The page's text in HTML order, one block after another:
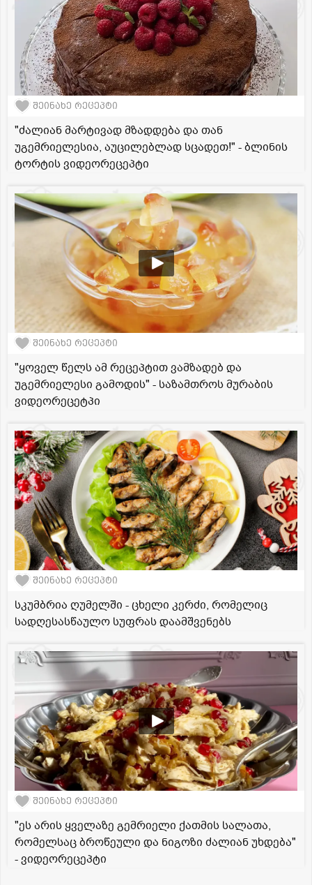
შეინახე რეცეპტი
"ძალიან მარტივად მზადდება და თან
უგემრიელესია, აუცილებლად სცადეთ!" - ბლინის
ტორტის ვიდეორეცეპტი
შეინახე რეცეპტი
"ყოველ წელს ამ რეცეპტით ვამზადებ და
უგემრიელესი გამოდის" - საზამთროს მურაბის
ვიდეორეცეტპი
შეინახე რეცეპტი
სკუმბრია ღუმელში - ცხელი კერძი, რომელიც
სადღესასწაულო სუფრას დაამშვენებს
შეინახე რეცეპტი
"ეს არის ყველაზე გემრიელი ქათმის სალათა,
რომელსაც ბროწეული და ნიგოზი ძალიან უხდება"
- ვიდეორეცეპტი